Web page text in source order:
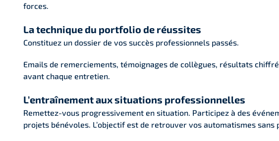
forces.
La technique du portfolio de réussites
Constituez un dossier de vos succès professionnels passés.
Emails de remerciements, témoignages de collègues, résultats
avant chaque entretien.
L’entraînement aux situations professionnelles
Remettez-vous progressivement en situation. Participez à des
projets bénévoles. L’objectif est de retrouver vos automatismes sans